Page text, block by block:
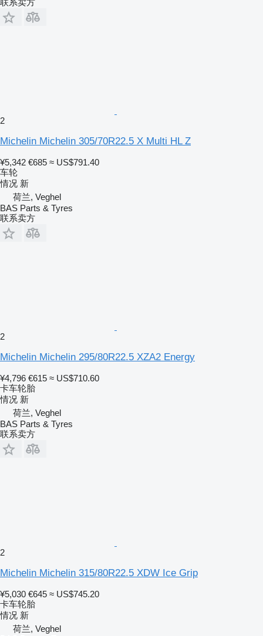
2
Michelin Michelin 305/70R22.5 X Multi HL Z
¥5,342 €685 ≈ US$791.40
车轮
情况 新
荷兰, Veghel
BAS Parts & Tyres
联系卖方
2
Michelin Michelin 295/80R22.5 XZA2 Energy
¥4,796 €615 ≈ US$710.60
卡车轮胎
情况 新
荷兰, Veghel
BAS Parts & Tyres
联系卖方
2
Michelin Michelin 315/80R22.5 XDW Ice Grip
¥5,030 €645 ≈ US$745.20
卡车轮胎
情况 新
荷兰, Veghel